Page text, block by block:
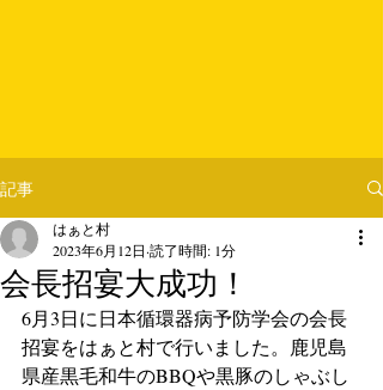
記事
会長招宴大成功！
はぁと村
2023年6月12日 読了時間: 1分
6月3日に日本循環器病予防学会の会長
招宴をはぁと村で行いました。鹿児島
県産黒毛和牛のBBQや黒豚のしゃぶし